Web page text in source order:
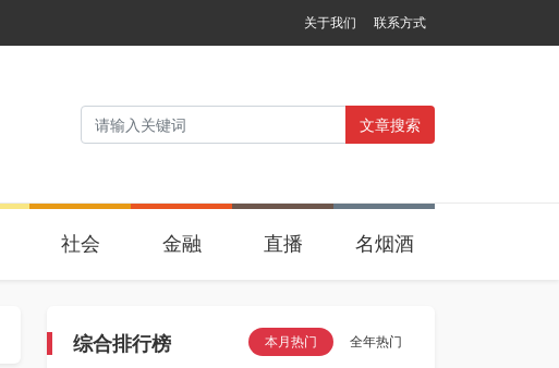
关于我们 联系方式
文章搜索
社会 金融 直播 名烟酒
综合排行榜 本月热门 全年热门